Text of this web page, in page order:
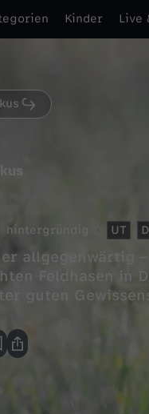
Kinder Live
hintergründig UT
allgegenwärtig
Feldhasen in
guten